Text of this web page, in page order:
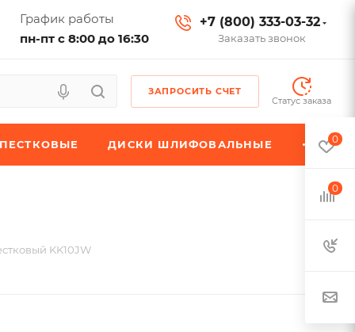
График работы
пн-пт с 8:00 до 16:30
+7 (800) 333-03-32
Заказать звонок
ЗАПРОСИТЬ СЧЕТ
Статус заказа
ДИСКИ ШЛИФОВАЛЬНЫЕ
KK10JW
0
0